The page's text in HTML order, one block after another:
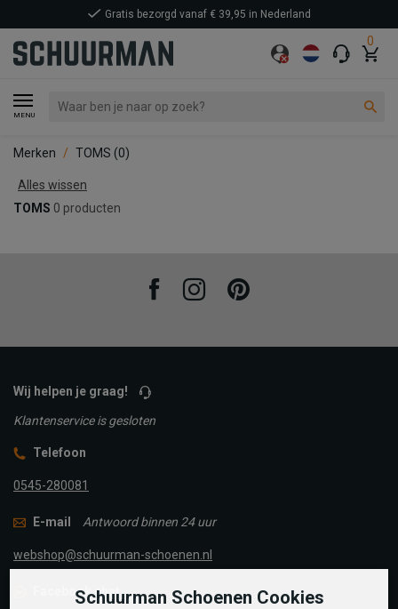
0
MENU
Gratis bezorgd vanaf € 39,95 in Nederland
Merken TOMS (0)
Alles wissen
TOMS 0 producten
FacebookInstagramPinterest
Wij helpen je graag!
Klantenservice is gesloten
Telefoon
0545-280081
E-mail Antwoord binnen 24 uur
webshop@schuurman-schoenen.nl
Facebook chat
Schuurman Schoenen Cookies